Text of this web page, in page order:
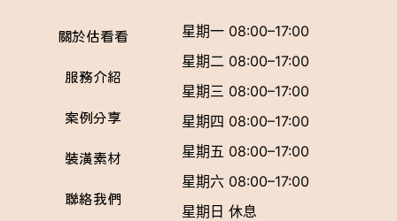
關於估看看
服務介紹
案例分享
裝潢素材
聯絡我們
星期一 08:00–17:00
星期二 08:00–17:00
星期三 08:00–17:00
星期四 08:00–17:00
星期五 08:00–17:00
星期六 08:00–17:00
星期日 休息